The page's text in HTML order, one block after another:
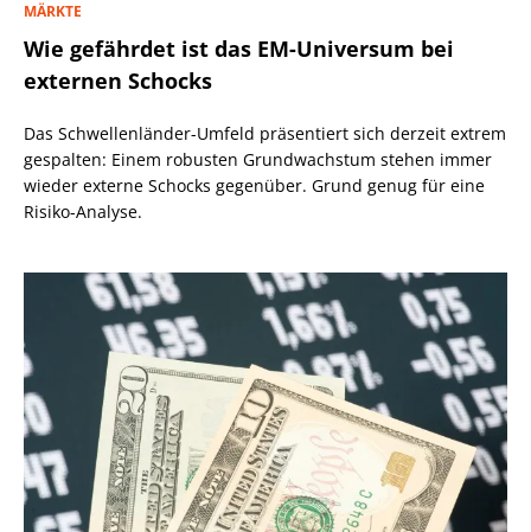
MÄRKTE
Wie gefährdet ist das EM-Universum bei
externen Schocks
Das Schwellenländer-Umfeld präsentiert sich derzeit extrem
gespalten: Einem robusten Grundwachstum stehen immer
wieder externe Schocks gegenüber. Grund genug für eine
Risiko-Analyse.